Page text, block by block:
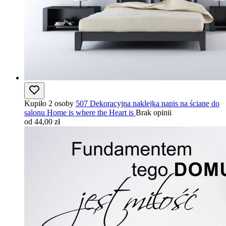
Kupiło 2 osoby 507 Dekoracyjna naklejka napis na ścianę do
salonu Home is where the Heart is Brak opinii
od 44,00 zł